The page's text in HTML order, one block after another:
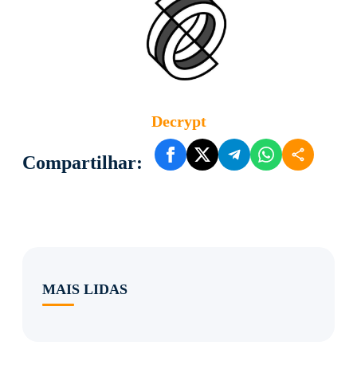
Decrypt
Compartilhar:
MAIS LIDAS